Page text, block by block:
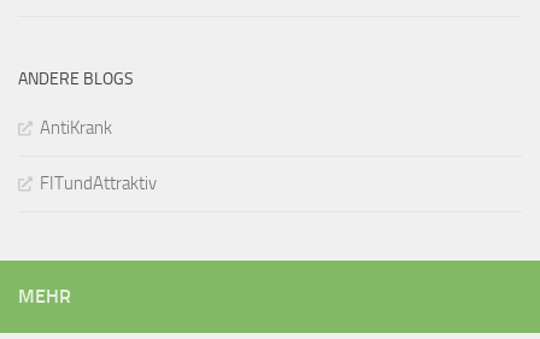
ANDERE BLOGS
AntiKrank
FITundAttraktiv
MEHR